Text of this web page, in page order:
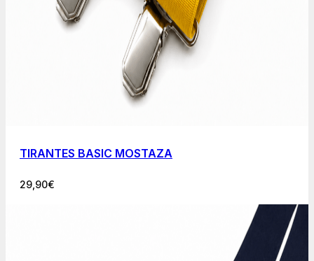
TIRANTES BASIC MOSTAZA
29,90€